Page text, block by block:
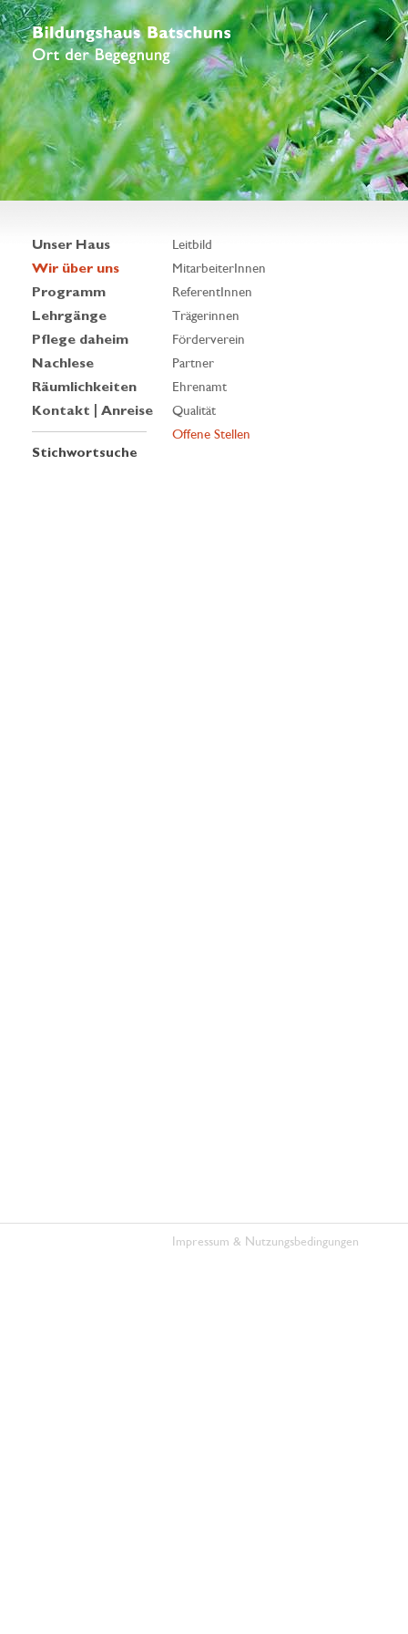
Unser Haus
Wir über uns
Programm
Lehrgänge
Pflege daheim
Nachlese
Räumlichkeiten
Kontakt | Anreise
Stichwortsuche
Leitbild
MitarbeiterInnen
ReferentInnen
Trägerinnen
Förderverein
Partner
Ehrenamt
Qualität
Offene Stellen
Impressum & Nutzungsbedingungen